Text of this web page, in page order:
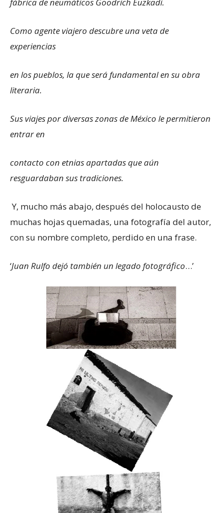
Como agente viajero descubre una veta de
experiencias
en los pueblos, la que será fundamental en su obra
literaria.
Sus viajes por diversas zonas de México le permitieron
entrar en
contacto con etnias apartadas que aún
resguardaban sus tradiciones.
Y, mucho más abajo, después del holocausto de
muchas hojas quemadas, una fotografía del autor,
con su nombre completo, perdido en una frase.
‘Juan Rulfo dejó también un legado fotográfico…’